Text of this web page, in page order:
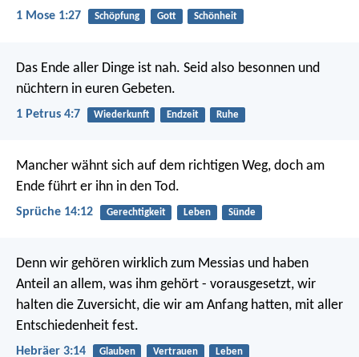
1 Mose 1:27 Schöpfung Gott Schönheit
Das Ende aller Dinge ist nah. Seid also besonnen und
nüchtern in euren Gebeten.
1 Petrus 4:7 Wiederkunft Endzeit Ruhe
Mancher wähnt sich auf dem richtigen Weg, doch am
Ende führt er ihn in den Tod.
Sprüche 14:12 Gerechtigkeit Leben Sünde
Denn wir gehören wirklich zum Messias und haben
Anteil an allem, was ihm gehört - vorausgesetzt, wir
halten die Zuversicht, die wir am Anfang hatten, mit aller
Entschiedenheit fest.
Hebräer 3:14 Glauben Vertrauen Leben